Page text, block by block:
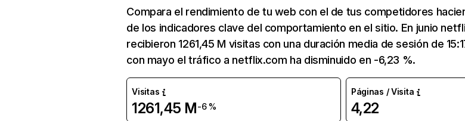
Compara el rendimiento de tu web con el de tus competidores
de los indicadores clave del comportamiento en el sitio. En junio
recibieron 1261,45 M visitas con una duración media de sesión de
con mayo el tráfico a netflix.com ha disminuido en -6,23 %.
Visitas
1261,45 M-6 %
Páginas / Visita
4,22